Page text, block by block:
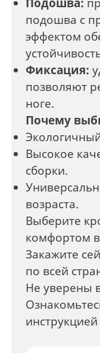
подошва с
эффектом
Фиксация:
позволяют
ноге.
Почему
Высокое
сборки.
возраста.
Выберите
комфортом
Закажите
по всей
Не уверены